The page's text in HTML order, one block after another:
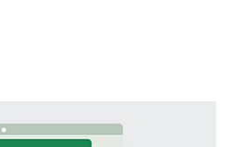
。这是因为韩国VPS机房采用了最新